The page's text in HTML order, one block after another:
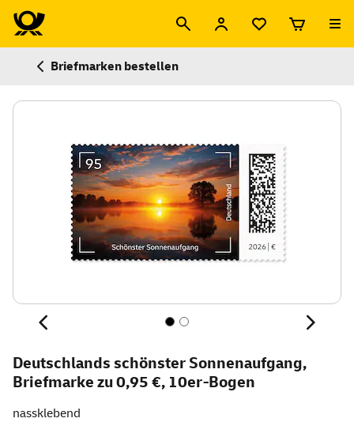
Briefmarken bestellen
Deutschlands schönster Sonnenaufgang,
Briefmarke zu 0,95 €, 10er-Bogen
nassklebend